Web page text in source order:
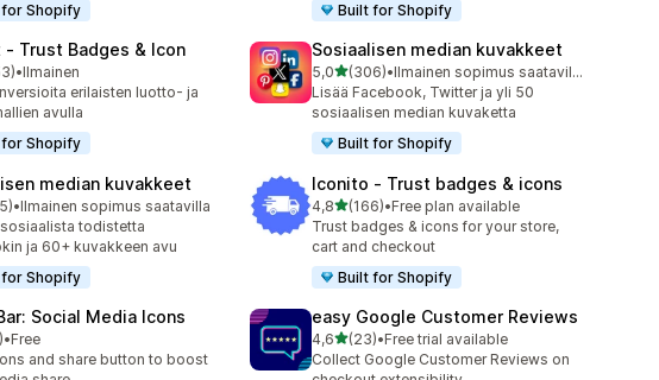
Shopify
Built for Shopify
‑ Trust Badges & Icon
yhteensä
•Ilmainen
erilaisten luotto- ja
avulla
Shopify
Sosiaalisen median kuvakkeet
5,0/ 5 tähteä
(306)
306 arvostelua yhteensä
•
Ilmainen sopimus saatavilla
Lisää Facebook, Twitter ja yli 50
sosiaalisen median kuvaketta
Built for Shopify
median kuvakkeet
yhteensä
•Ilmainen sopimus saatavilla
todistetta
ja 60+ kuvakkeen avu
Shopify
Iconito ‑ Trust badges & icons
4,8/ 5 tähteä
(166)
166 arvostelua yhteensä
•Free plan available
Trust badges & icons for your store,
cart and checkout
Built for Shopify
Social Media Icons
yhteensä
•Free
and share button to boost
easy Google Customer Reviews
4,6/ 5 tähteä
(23)
23 arvostelua yhteensä
•Free trial available
Collect Google Customer Reviews on